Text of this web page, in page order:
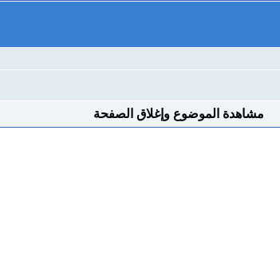
مشاهدة الموضوع وإغلاق الصفحة